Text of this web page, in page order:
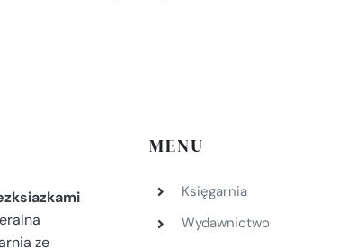
ze
MENU
Księgarnia
Wydawnictwo